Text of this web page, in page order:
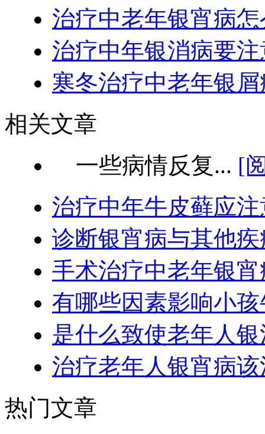
治疗中老年银宵病
治疗中年银消病要
寒冬治疗中老年银
相关文章
一些病情反复... [
治疗中年牛皮藓应
诊断银宵病与其他
手术治疗中老年银
有哪些因素影响小
是什么致使老年人
治疗老年人银宵病
热门文章